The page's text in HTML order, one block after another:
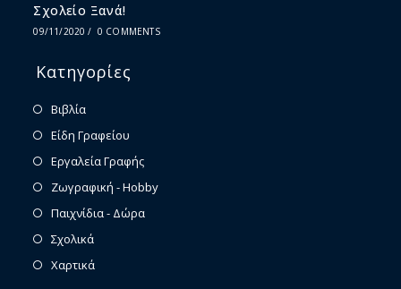
Σχολείο Ξανά!
09/11/2020 / 0 COMMENTS
Κατηγορίες
Βιβλία
Είδη Γραφείου
Εργαλεία Γραφής
Ζωγραφική - Hobby
Παιχνίδια - Δώρα
Σχολικά
Χαρτικά